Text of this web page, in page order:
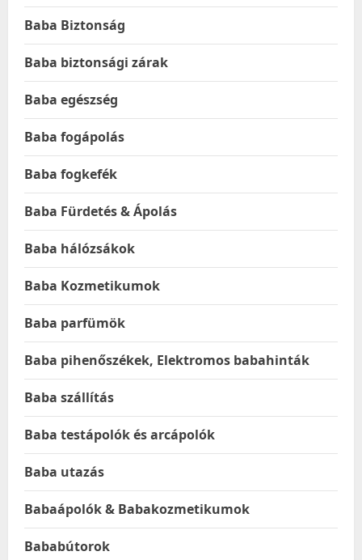
Baba Biztonság
Baba biztonsági zárak
Baba egészség
Baba fogápolás
Baba fogkefék
Baba Fürdetés & Ápolás
Baba hálózsákok
Baba Kozmetikumok
Baba parfümök
Baba pihenőszékek, Elektromos babahinták
Baba szállítás
Baba testápolók és arcápolók
Baba utazás
Babaápolók & Babakozmetikumok
Bababútorok